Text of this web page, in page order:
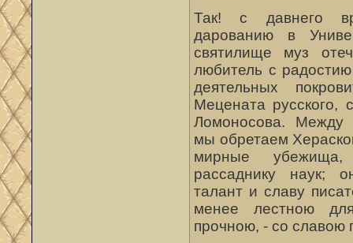
Так! с давнего
дарованию в
святилище муз
любитель с
деятельных
Мецената русского,
Ломоносова. Между
мы обретаем
мирные убежища,
рассаднику наук;
талант и славу
менее лестною
прочною, - со славою